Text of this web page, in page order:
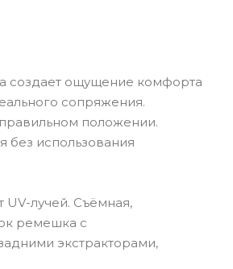
создает ощущение комфорта
сопряжения.
положении.
без использования
лучей. Съёмная,
ремешка с
экстракторами,